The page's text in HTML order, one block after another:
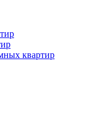
квартир